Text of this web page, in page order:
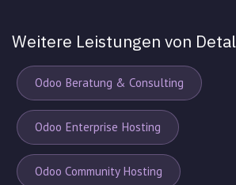
Weitere Leistungen von
Odoo Beratung & Consulting
Odoo Enterprise Hosting
Odoo Community Hosting